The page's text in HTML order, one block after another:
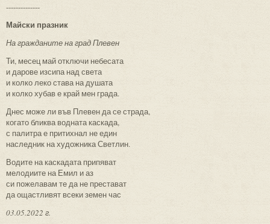
--------------
Майски празник
На гражданите на град Плевен
Ти, месец май отключи небесата
и дарове изсипа над света
и колко леко става на душата
и колко хубав е край мен града.
Днес може ли във Плевен да се страда,
когато бликва водната каскада,
с палитра е притихнал не един
наследник на художника Светлин.
Водите на каскадата припяват
мелодиите на Емил и аз
си пожелавам те да не престават
да ощастливят всеки земен час
03.05.2022 г.